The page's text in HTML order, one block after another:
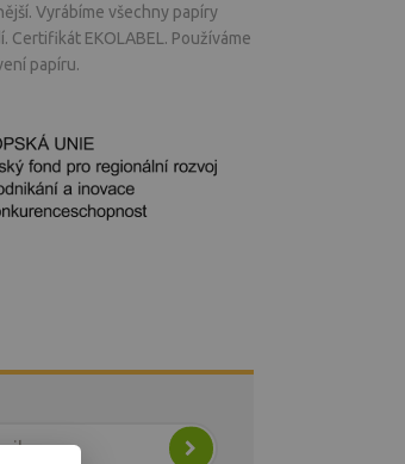
Vyrábíme všechny papíry
EKOLABEL. Používáme
papíru.